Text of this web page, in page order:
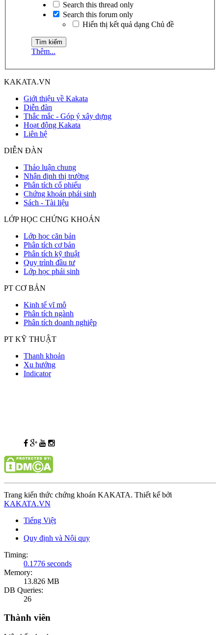
Search this thread only
Search this forum only
Hiển thị kết quả dạng Chủ đề
Thêm...
KAKATA.VN
Giới thiệu về Kakata
Diễn đàn
Thắc mắc - Góp ý xây dựng
Hoạt động Kakata
Liên hệ
DIỄN ĐÀN
Thảo luận chung
Nhận định thị trường
Phân tích cổ phiếu
Chứng khoán phái sinh
Sách - Tài liệu
LỚP HỌC CHỨNG KHOÁN
Lớp học căn bản
Phân tích cơ bản
Phân tích kỹ thuật
Quy trình đầu tư
Lớp học phái sinh
PT CƠ BẢN
Kinh tế vĩ mô
Phân tích ngành
Phân tích doanh nghiệp
PT KỸ THUẬT
Thanh khoản
Xu hướng
Indicator
Trang kiến thức chứng khoán KAKATA. Thiết kế bởi
KAKATA.VN
Tiếng Việt
Quy định và Nội quy
Timing:
0.1776 seconds
Memory:
13.826 MB
DB Queries:
26
Thành viên